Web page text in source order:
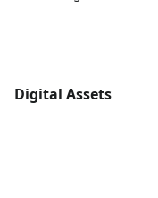
Digital Assets